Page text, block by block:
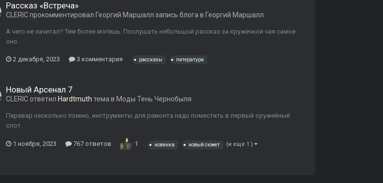
Рассказ «Встреча»
CLERICпрокомментировал Георгий Маршалл запись блога в Георгий Маршалл
А чего не зачитал? Тем более могёшь. Послушать небольшой рассказ за кружечкой чая самое
оно.
2 декабря, 2023 3 комментария рассказы литература
Новый Арсенал 7
CLERIC ответил Hardtmuth тема в Моды Тень Чернобыля
Перевар насколько помню, инструменты для ремонта надо поместить в первый оружейный
слот.
1 ноября, 2023 767 ответов 1 новинка новый сюжет (и ещё 1 )